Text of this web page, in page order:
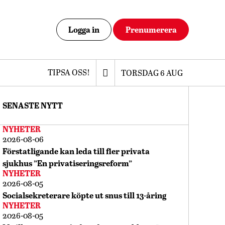
Logga in Prenumerera
TIPSA OSS! TORSDAG 6 AUG
SENASTE NYTT
NYHETER
2026-08-06
Förstatligande kan leda till fler privata
sjukhus ”En privatiseringsreform”
NYHETER
2026-08-05
Socialsekreterare köpte ut snus till 13-åring
NYHETER
2026-08-05